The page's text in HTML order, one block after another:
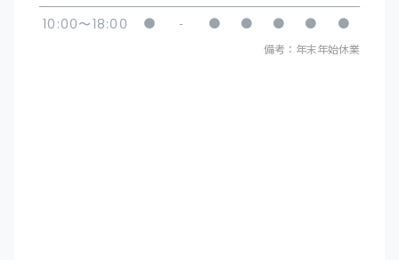
10:00〜18:00
● - ● ● ● ● ●
備考：年末年始休業